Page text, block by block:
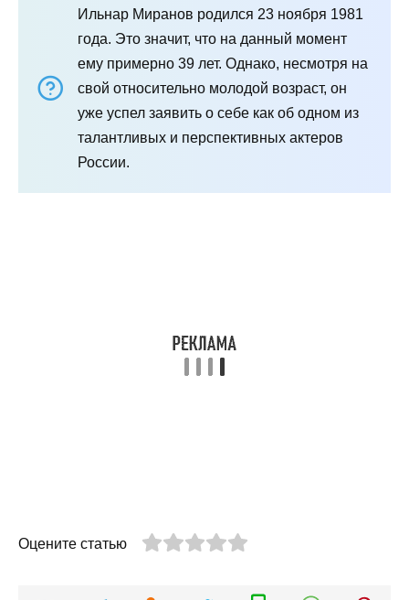
Ильнар Миранов родился 23 ноября 1981
года. Это значит, что на данный момент
ему примерно 39 лет. Однако, несмотря на
свой относительно молодой возраст, он
уже успел заявить о себе как об одном из
талантливых и перспективных актеров
России.
Оцените статью